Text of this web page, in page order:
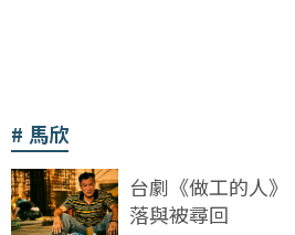
馬欣
台劇《做工的人
落與被尋回